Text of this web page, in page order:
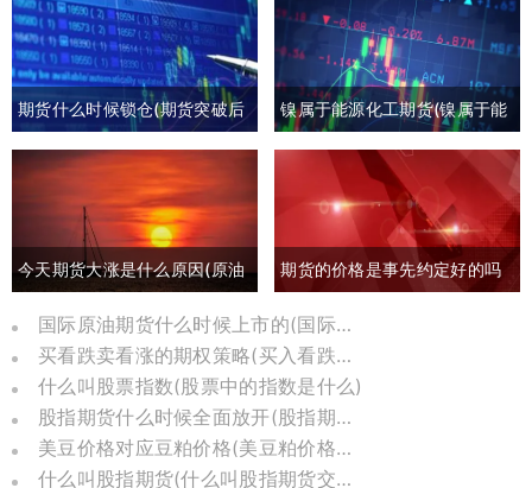
期货什么时候锁仓(期货突破后
回撤)
镍属于能源化工期货(镍属于能
源化工期货板块吗)
今天期货大涨是什么原因(原油
期货大涨是什么原因)
期货的价格是事先约定好的吗
(期货约定价格吗)
国际原油期货什么时候上市的(国际原油期货怎么了)
买看跌卖看涨的期权策略(买入看跌卖出看涨期权)
什么叫股票指数(股票中的指数是什么)
股指期货什么时候全面放开(股指期货几几年推出)
美豆价格对应豆粕价格(美豆粕价格换算)
什么叫股指期货(什么叫股指期货交割日)